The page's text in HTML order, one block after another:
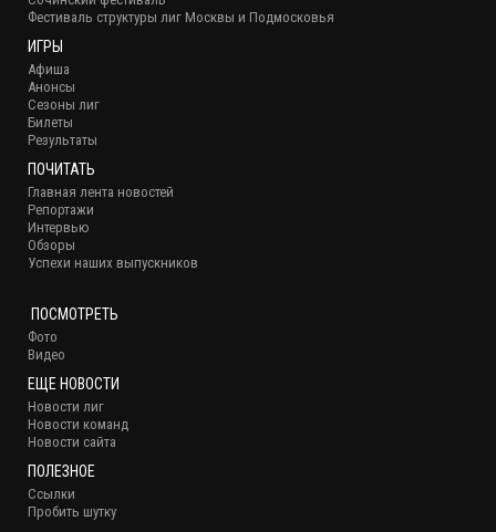
Фестиваль структуры лиг Москвы и Подмосковья
ИГРЫ
Афиша
Анонсы
Сезоны лиг
Билеты
Результаты
ПОЧИТАТЬ
Главная лента новостей
Репортажи
Интервью
Обзоры
Успехи наших выпускников
ПОСМОТРЕТЬ
Фото
Видео
ЕЩЕ НОВОСТИ
Новости лиг
Новости команд
Новости сайта
ПОЛЕЗНОЕ
Ссылки
Пробить шутку